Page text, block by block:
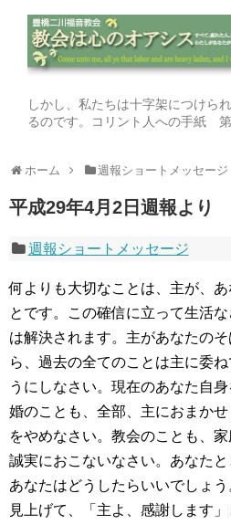
しかし、私たちは十字架につけら
るのです。コリント人への手紙
ホーム 週報ショートメッセージ
平成29年4月2日週報より
週報ショートメッセージ
何よりも大切なことは、主が、
とです。この確信に立って生活
は解決されます。主があなたの
ら、過去の全てのことは主に委
うにしなさい。現在のあなた自
婚のことも、全部、主におまか
をやめなさい。教会のことも、家
誠実におこないなさい。あなたと
あなたはどうしたらいいでしょ
見上げて、「主よ、感謝します